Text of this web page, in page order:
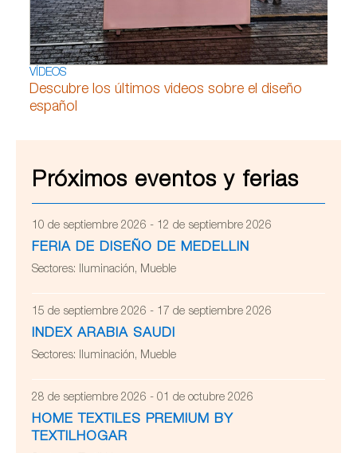
VÍDEOS
Descubre los últimos videos sobre el diseño
español
Próximos eventos y ferias
10 de septiembre 2026 - 12 de septiembre 2026
FERIA DE DISEÑO DE MEDELLIN
Sectores: Iluminación, Mueble
15 de septiembre 2026 - 17 de septiembre 2026
INDEX ARABIA SAUDI
Sectores: Iluminación, Mueble
28 de septiembre 2026 - 01 de octubre 2026
HOME TEXTILES PREMIUM BY
TEXTILHOGAR